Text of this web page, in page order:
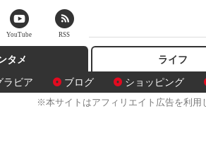
タメ
ラビア ブログ ショッピング
ライフ
※本サイトはアフィリエイト広告を利用
YouTube RSS